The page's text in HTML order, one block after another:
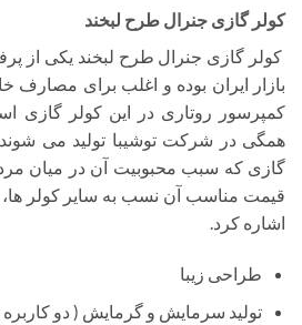
کولر گازی جنرال طرح لبخند
کولر گازی جنرال طرح لبخند یکی از
بازار ایران بوده و اغلب برای مصارف
کمپرسور روتاری در این کولر گازی
همگی در شرکت توشیبا تولید می
گازی که سبب محبوبیت آن در میان
قیمت مناسب آن نسب به سایر کولر ها،
اشاره کرد.
طراحی زیبا
تولید سرمایش و گرمایش ( دو کاربره